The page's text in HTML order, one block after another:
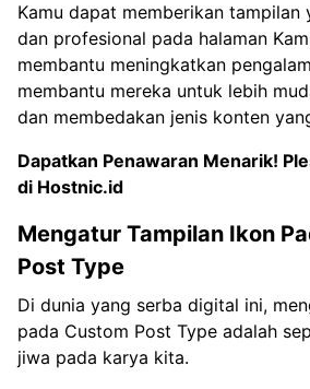
Kamu dapat memberikan tampilan
dan profesional pada halaman
membantu meningkatkan
membantu mereka untuk lebih
dan membedakan jenis konten
Dapatkan Penawaran Menarik!
di Hostnic.id
Mengatur Tampilan Ikon
Post Type
Di dunia yang serba digital ini,
pada Custom Post Type adalah
jiwa pada karya kita.